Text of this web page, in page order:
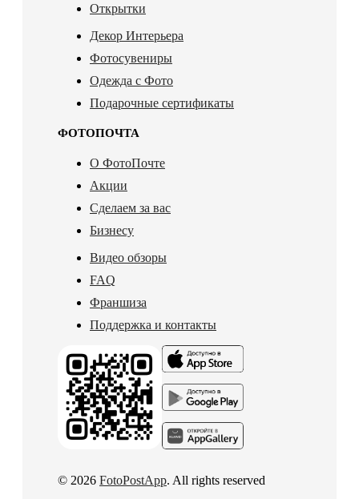
Открытки
Декор Интерьера
Фотосувениры
Одежда с Фото
Подарочные сертификаты
ФОТОПОЧТА
О ФотоПочте
Акции
Сделаем за вас
Бизнесу
Видео обзоры
FAQ
Франшиза
Поддержка и контакты
© 2026 FotoPostApp. All rights reserved